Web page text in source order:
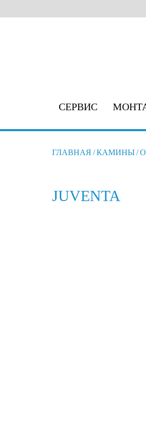
СЕРВИС
ГЛАВНАЯ /КАМИНЫ/
JUVENTA